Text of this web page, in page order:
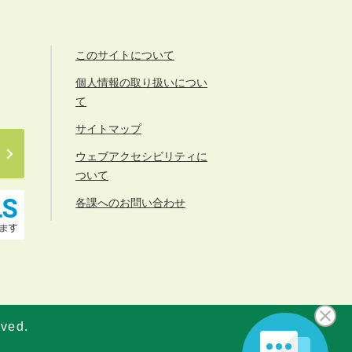
このサイトについて
個人情報の取り扱いについ
て
サイトマップ
ウェブアクセシビリティに
ついて
各課へのお問い合わせ